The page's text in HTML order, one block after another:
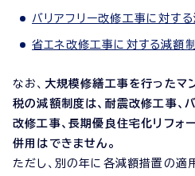
バリアフリー改修工事に対す
省エネ改修工事に対する減額
なお、 大規模修繕工事を行ったマ
税の減額制度は、耐震改修工事、
改修工事、長期優良住宅化リフォ
併用はできません。
ただし、別の年に各減額措置の適